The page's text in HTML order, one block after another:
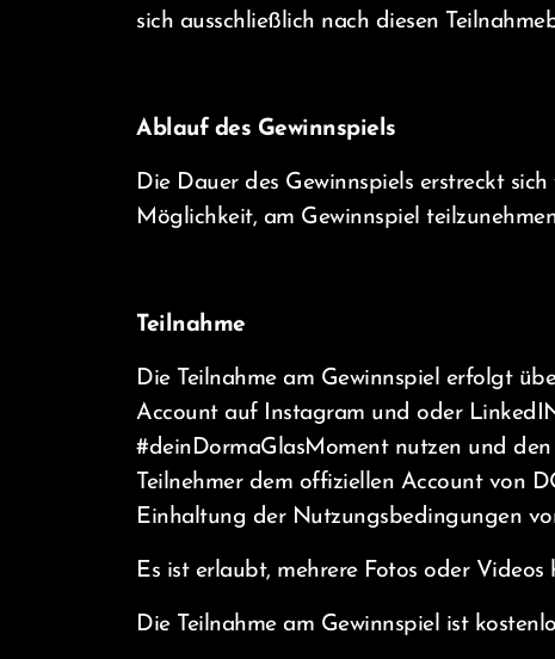
sich ausschließlich nach diesen
Ablauf des Gewinnspiels
Die Dauer des Gewinnspiels erstreckt
Möglichkeit, am Gewinnspiel
Teilnahme
Die Teilnahme am Gewinnspiel erfolgt
Account auf Instagram und oder
#deinDormaGlasMoment nutzen und
Teilnehmer dem offiziellen Account von
Einhaltung der Nutzungsbedingungen
Es ist erlaubt, mehrere Fotos oder
Die Teilnahme am Gewinnspiel ist